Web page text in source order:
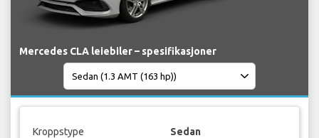
Mercedes CLA leiebiler – spesifikasjoner
Kroppstype Sedan